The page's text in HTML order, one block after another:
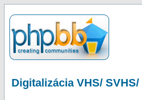
Digitalizácia VHS/